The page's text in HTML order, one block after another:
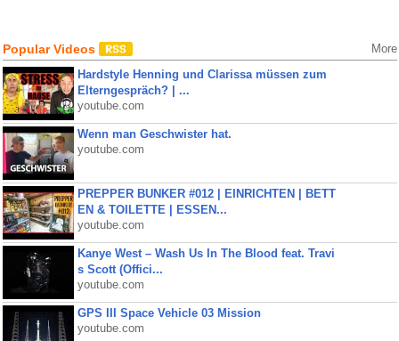
Popular Videos More
Hardstyle Henning und Clarissa müssen zum
Elterngespräch? | ...
youtube.com
Wenn man Geschwister hat.
youtube.com
PREPPER BUNKER #012 | EINRICHTEN | BETT
EN & TOILETTE | ESSEN...
youtube.com
Kanye West – Wash Us In The Blood feat. Travi
s Scott (Offici...
youtube.com
GPS III Space Vehicle 03 Mission
youtube.com